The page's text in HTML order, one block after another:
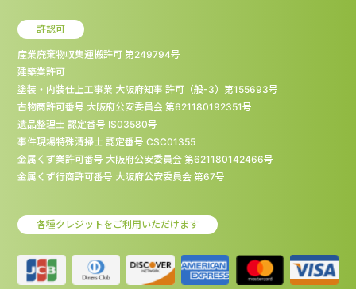
許認可
産業廃棄物収集運搬許可 第249794号
建築業許可
塗装・内装仕上工事業 大阪府知事 許可（般-3）第155693号
古物商許可番号 大阪府公安委員会 第621180192351号
遺品整理士 認定番号 IS03580号
事件現場特殊清掃士 認定番号 CSC01355
金属くず業許可番号 大阪府公安委員会 第621180142466号
金属くず行商許可番号 大阪府公安委員会 第67号
各種クレジットをご利用いただけます